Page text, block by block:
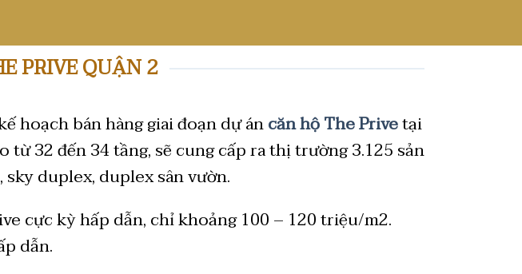
PRIVE QUẬN 2
hoạch bán hàng giai đoạn dự áncăn hộ The Privetại
từ 32 đến 34 tầng, sẽ cung cấp ra thị trường 3.125 sản
sky duplex, duplex sân vườn.
cực kỳ hấp dẫn, chỉ khoảng 100 – 120 triệu/m2.
dẫn.